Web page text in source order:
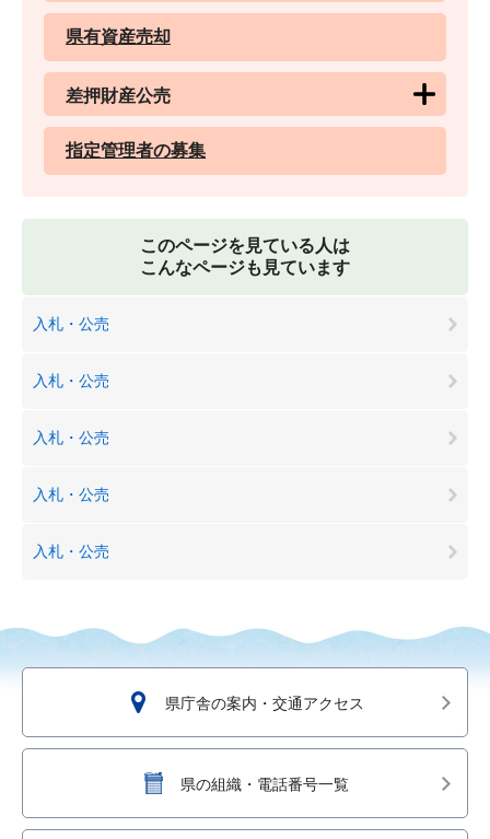
県有資産売却
差押財産公売
指定管理者の募集
このページを見ている人は
こんなページも見ています
入札・公売
入札・公売
入札・公売
入札・公売
入札・公売
県庁舎の案内・交通アクセス
県の組織・電話番号一覧